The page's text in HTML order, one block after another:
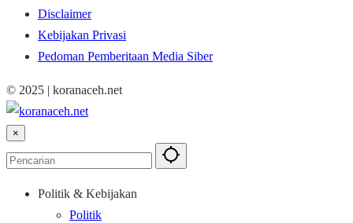
Disclaimer
Kebijakan Privasi
Pedoman Pemberitaan Media Siber
© 2025 | koranaceh.net
×
Politik & Kebijakan
Politik